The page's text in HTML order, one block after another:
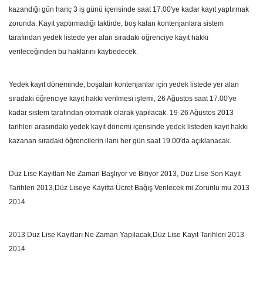
kazandığı gün hariç 3 iş günü içerisinde saat 17.00′ye kadar kayıt yaptırmak
zorunda. Kayıt yaptırmadığı taktirde, boş kalan kontenjanlara sistem
tarafından yedek listede yer alan sıradaki öğrenciye kayıt hakkı
verileceğinden bu haklarını kaybedecek.
Yedek kayıt döneminde, boşalan kontenjanlar için yedek listede yer alan
sıradaki öğrenciye kayıt hakkı verilmesi işlemi, 26 Ağustos saat 17.00′ye
kadar sistem tarafından otomatik olarak yapılacak. 19-26 Ağustos 2013
tarihleri arasındaki yedek kayıt dönemi içerisinde yedek listeden kayıt hakkı
kazanan sıradaki öğrencilerin ilanı her gün saat 19.00′da açıklanacak.
Düz Lise Kayıtları Ne Zaman Başlıyor ve Bitiyor 2013, Düz Lise Son Kayıt
Tarihleri 2013,Düz Liseye Kayıtta Ücret Bağış Verilecek mi Zorunlu mu 2013
2014
2013 Düz Lise Kayıtları Ne Zaman Yapılacak,Düz Lise Kayıt Tarihleri 2013
2014